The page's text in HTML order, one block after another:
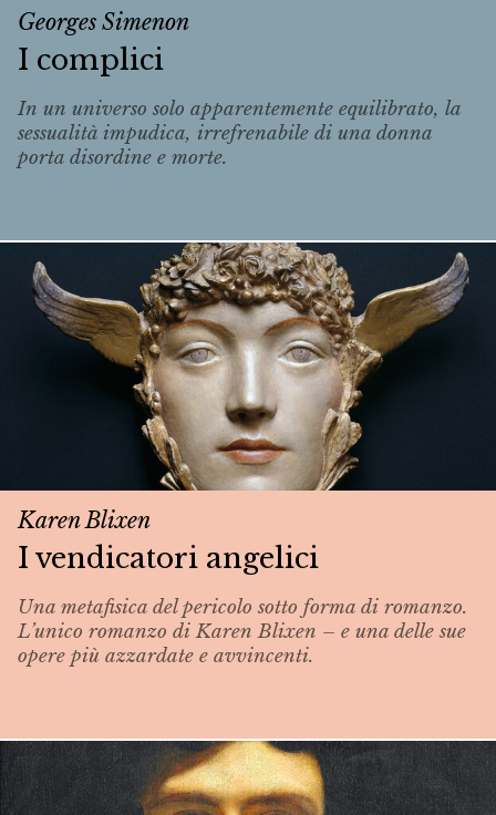
Georges Simenon
I complici
In un universo solo apparentemente equilibrato, la
sessualità impudica, irrefrenabile di una donna
porta disordine e morte.
Karen Blixen
I vendicatori angelici
Una metafisica del pericolo sotto forma di romanzo.
L’unico romanzo di Karen Blixen – e una delle sue
opere più azzardate e avvincenti.